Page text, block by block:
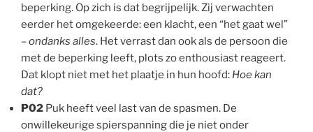
beperking. Op zich is dat begrijpelijk. Zij verwachten
eerder het omgekeerde: een klacht, een “het gaat wel”
–ondanks alles. Het verrast dan ook als de persoon die
met de beperking leeft, plots zo enthousiast reageert.
Dat klopt niet met het plaatje in hun hoofd: Hoe kan
dat?
P02 Puk heeft veel last van de spasmen. De
onwillekeurige spierspanning die je niet onder